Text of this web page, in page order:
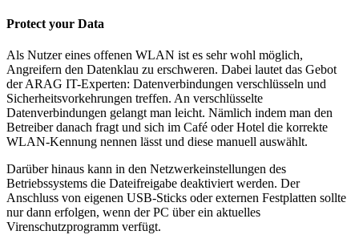
Protect your Data
Als Nutzer eines offenen WLAN ist es sehr wohl möglich,
Angreifern den Datenklau zu erschweren. Dabei lautet das Gebot
der ARAG IT-Experten: Datenverbindungen verschlüsseln und
Sicherheitsvorkehrungen treffen. An verschlüsselte
Datenverbindungen gelangt man leicht. Nämlich indem man den
Betreiber danach fragt und sich im Café oder Hotel die korrekte
WLAN-Kennung nennen lässt und diese manuell auswählt.
Darüber hinaus kann in den Netzwerkeinstellungen des
Betriebssystems die Dateifreigabe deaktiviert werden. Der
Anschluss von eigenen USB-Sticks oder externen Festplatten sollte
nur dann erfolgen, wenn der PC über ein aktuelles
Virenschutzprogramm verfügt.